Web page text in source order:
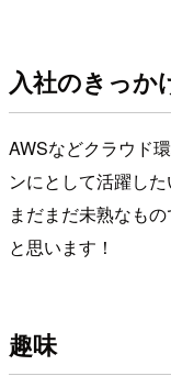
入社のきっか
AWSなどクラウド
ンにとして活躍し
まだまだ未熟なも
と思います！
趣味